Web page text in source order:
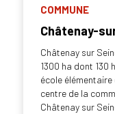
COMMUNE
Châtenay-
Châtenay sur
1300 ha dont 130
école
centre de la
Châtenay sur